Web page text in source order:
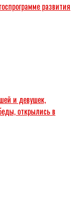
развития
и девушек,
открылись в